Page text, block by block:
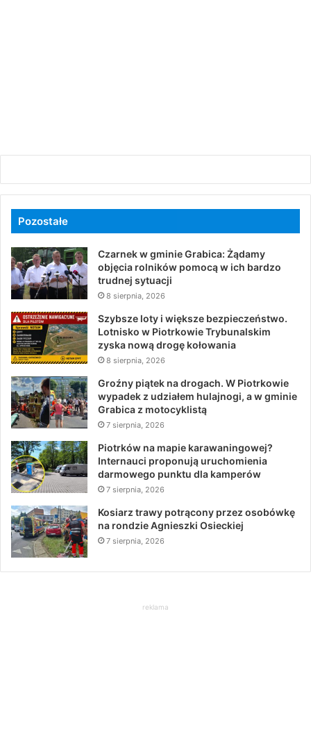
Pozostałe
Czarnek w gminie Grabica: Żądamy
objęcia rolników pomocą w ich bardzo
trudnej sytuacji
8 sierpnia, 2026
Szybsze loty i większe bezpieczeństwo.
Lotnisko w Piotrkowie Trybunalskim
zyska nową drogę kołowania
8 sierpnia, 2026
Groźny piątek na drogach. W Piotrkowie
wypadek z udziałem hulajnogi, a w gminie
Grabica z motocyklistą
7 sierpnia, 2026
Piotrków na mapie karawaningowej?
Internauci proponują uruchomienia
darmowego punktu dla kamperów
7 sierpnia, 2026
Kosiarz trawy potrącony przez osobówkę
na rondzie Agnieszki Osieckiej
7 sierpnia, 2026
reklama